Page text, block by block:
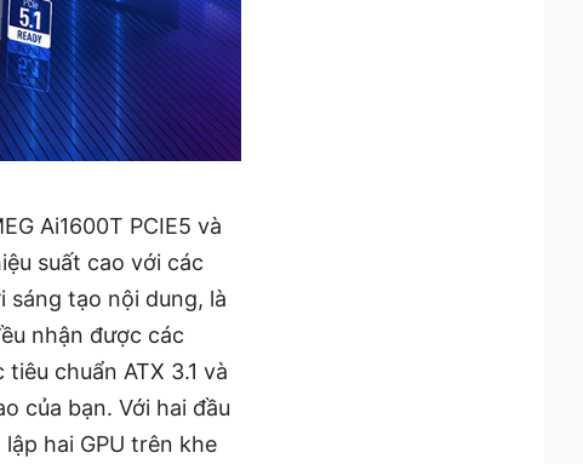
Ai1600T PCIE5 và
suất cao với các
tạo nội dung, là
nhận được các
chuẩn ATX 3.1 và
của bạn. Với hai đầu
hai GPU trên khe